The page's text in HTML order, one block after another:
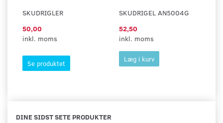
SKUDRIGLER
50,00
inkl. moms
Se produktet
SKUDRIGEL AN5004G
52,50
inkl. moms
Læg i kurv
DINE SIDST SETE PRODUKTER